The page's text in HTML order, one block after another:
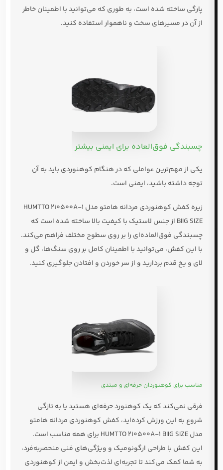
پارگی ساخته شده است، به طوری که می‌توانید با اطمینان خاطر
از آن درمسیرهای سخت و ناهمواراستفاده کنید.
چسبندگی فوق‌العاده برای ایمنی بیشتر
یکی از مهم‌ترین عواملی که در هنگام کوهنوردی باید به آن
توجه داشته باشید، ایمنی است.
زیره
کفش کوهنوردی مردانه هامتو مدل HUMTTO 210500A-1
BIIG SIZE از جنس لاستیک با کیفیت بالا ساخته شده است که
چسبندگی فوق‌العاده‌ای را بر روی سطوح مختلف فراهم می‌کند.
با این کفش، می‌توانید با اطمینان کامل بر روی سنگ‌ها، گل و
لای و یخ قدم بردارید و از سر خوردن و افتادن جلوگیری کنید.
مناسب برای کوهنوردان حرفه‌ای و مبتدی
فرقی نمی‌کند که یک کوهنورد حرفه‌ای هستید یا به تازگی
شروع به این ورزش کرده‌اید، کفش کوهنوردی مردانه هامتو
مدل HUMTTO 210500A-1 BIIG SIZE
برای همه مناسب است.
این کفش با طراحی ارگونومیک و ویژگی‌های فنی منحصربه‌فرد،
به شما کمک می‌کند تا تجربه‌ای لذت‌بخش و ایمن از کوهنوردی